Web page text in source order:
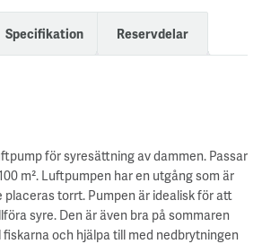
Specifikation Reservdelar
för syresättning av dammen. Passar
m². Luftpumpen har en utgång som är
placeras torrt. Pumpen är idealisk för att
syre. Den är även bra på sommaren
och hjälpa till med nedbrytningen